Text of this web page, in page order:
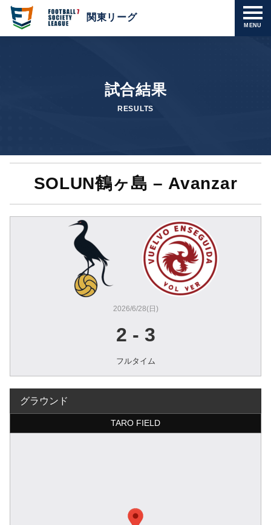
MENU
関東リーグ
試合結果
RESULTS
SOLUN鶴ヶ島 – Avanzar
2026/6/28(日)
2 - 3
フルタイム
グラウンド
TARO FIELD